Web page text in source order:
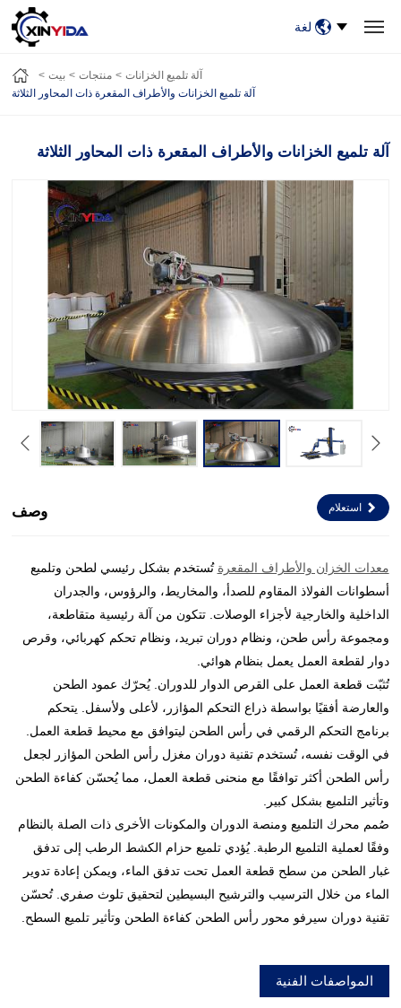
لغة
بيت منتجات
آلة تلميع الخزانات
آلة تلميع الخزانات والأطراف المقعرة ذات المحاور الثلاثة
آلة تلميع الخزانات والأطراف المقعرة ذات المحاور الثلاثة
وصف استعلام
معدات الخزان والأطراف المقعرة تُستخدم بشكل رئيسي لطحن وتلميع
أسطوانات الفولاذ المقاوم للصدأ، والمخاريط، والرؤوس، والجدران
الداخلية والخارجية لأجزاء الوصلات. تتكون من آلة رئيسية متقاطعة،
ومجموعة رأس طحن، ونظام دوران تبريد، ونظام تحكم كهربائي، وقرص
دوار لقطعة العمل يعمل بنظام هوائي.
تُثبّت قطعة العمل على القرص الدوار للدوران. يُحرّك عمود الطحن
والعارضة أفقيًا بواسطة ذراع التحكم المؤازر، لأعلى ولأسفل. يتحكم
برنامج التحكم الرقمي في رأس الطحن ليتوافق مع محيط قطعة العمل.
في الوقت نفسه، تُستخدم تقنية دوران مغزل رأس الطحن المؤازر لجعل
رأس الطحن أكثر توافقًا مع منحنى قطعة العمل، مما يُحسّن كفاءة الطحن
وتأثير التلميع بشكل كبير.
صُمم محرك التلميع ومنصة الدوران والمكونات الأخرى ذات الصلة بالنظام
وفقًا لعملية التلميع الرطبة. يُؤدي تلميع حزام الكشط الرطب إلى تدفق
غبار الطحن من سطح قطعة العمل تحت تدفق الماء، ويمكن إعادة تدوير
الماء من خلال الترسيب والترشيح البسيطين لتحقيق تلوث صفري. تُحسّن
تقنية دوران سيرفو محور رأس الطحن كفاءة الطحن وتأثير تلميع السطح.
المواصفات الفنية